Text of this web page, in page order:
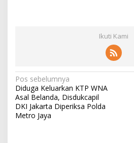
Ikuti Kami
N
a
v
i
Pos sebelumnya
Diduga Keluarkan KTP WNA
Asal Belanda, Disdukcapil
DKI Jakarta Diperiksa Polda
Metro Jaya